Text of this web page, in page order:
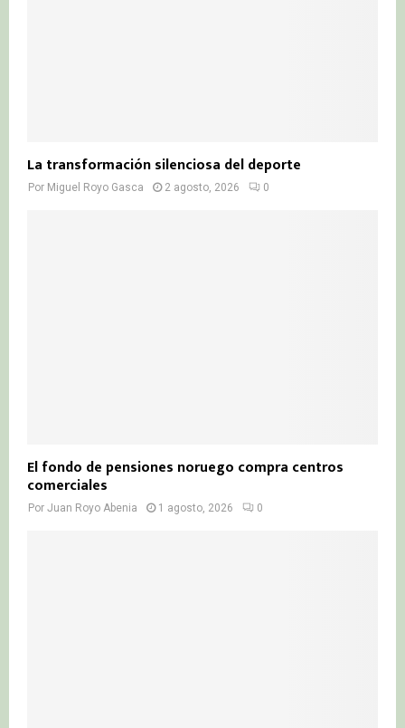
La transformación silenciosa del deporte
Por Miguel Royo Gasca 2 agosto, 2026 0
El fondo de pensiones noruego compra centros
comerciales
Por Juan Royo Abenia 1 agosto, 2026 0